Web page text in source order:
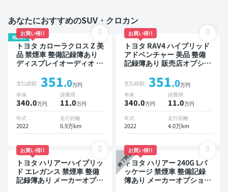
あなたにおすすめのSUV・クロカン
NEW!
お買い得!!
トヨタ カローラクロス Z 美
品 禁煙車 整備記録簿あり
ディスプレイオーディオ ※
スポットモニター オートク
ルーズ スマートキー ETC
電動バックドア バックモニ
ター 全方位カメラ ドライ
ブレコーダー 衝突軽減
支払総額 351.0万円
本体
340.0万円
諸費用
11.0万円
年式
2022
走行距離
0.9万km
お買い得!!
トヨタ RAV4 ハイブリッド
アドベンチャー 美品 整備
記録簿あり 販売店オプショ
ットモニター デジタルイン
ナーミラー オートクルーズ
スマートキー ETC バック
モニター ドライブレコーダ
ー 衝突軽減
支払総額 351.0万円
本体
340.0万円
諸費用
11.0万円
年式
2022
走行距離
4.0万km
お買い得!!
トヨタ ハリアーハイブリッ
ド エレガンス 禁煙車 整備
記録簿あり メーカーオプシ
終了間近
お買い得!!
トヨタ ハリアー 240G Lパ
ッケージ 禁煙車 整備記録
簿あり メーカーオプション